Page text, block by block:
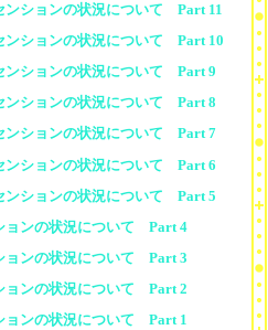
ンションの状況について Part 11
ンションの状況について Part 10
ンションの状況について Part 9
ンションの状況について Part 8
ンションの状況について Part 7
ンションの状況について Part 6
ンションの状況について Part 5
ョンの状況について Part 4
ョンの状況について Part 3
ョンの状況について Part 2
ョンの状況について Part 1